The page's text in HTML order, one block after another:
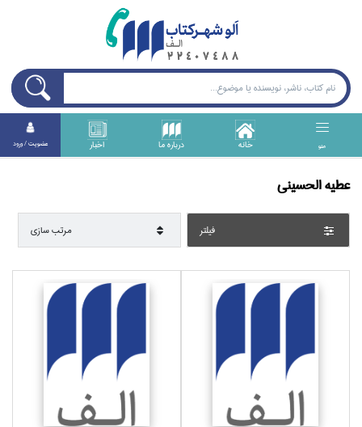
منو خانه درباره ما اخبار عضويت / ورود
عطيه الحسيني
فيلتر مرتب سازي